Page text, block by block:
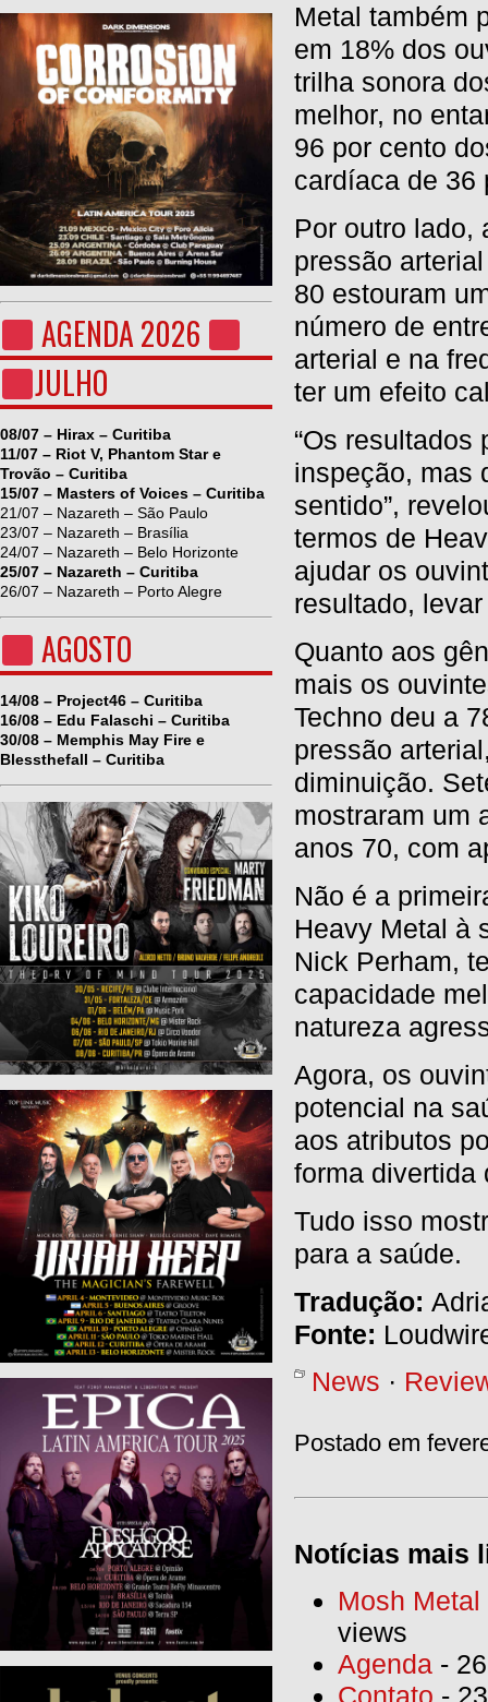
AGENDA 2026
JULHO
08/07 – Hirax – Curitiba
11/07 – Riot V, Phantom Star e
Trovão – Curitiba
15/07 – Masters of Voices – Curitiba
21/07 – Nazareth – São Paulo
23/07 – Nazareth – Brasília
24/07 – Nazareth – Belo Horizonte
25/07 – Nazareth – Curitiba
26/07 – Nazareth – Porto Alegre
AGOSTO
14/08 – Project46 – Curitiba
16/08 – Edu Falaschi – Curitiba
30/08 – Memphis May Fire e
Blessthefall – Curitiba
Metal também
em 18% dos
trilha sonora
melhor, no
96 por cento
cardíaca de 36
Por outro lado,
pressão
80 estouram
número de
arterial e na
ter um efeito
“Os resultados
inspeção, mas
sentido”,
termos de
ajudar os
resultado,
Quanto aos
mais os
Techno deu a
pressão
diminuição.
mostraram um
anos 70, com
Não é a
Heavy Metal à
Nick Perham,
capacidade
natureza
Agora, os
potencial na
aos atributos
forma divertida
Tudo isso
para a saúde.
Tradução:
Fonte:
News ·
Postado em
Notícias mais
Mosh
views
Agenda -
Contato -